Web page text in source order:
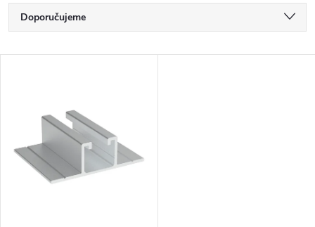
Ř
a
n
Doporučujeme
Abecedně
p